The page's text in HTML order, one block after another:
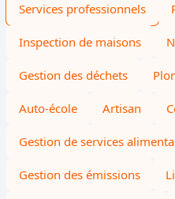
Services professionnels
Inspection de maisons
Gestion des déchets
Auto-école Artisan
Gestion de services
Gestion des émissions